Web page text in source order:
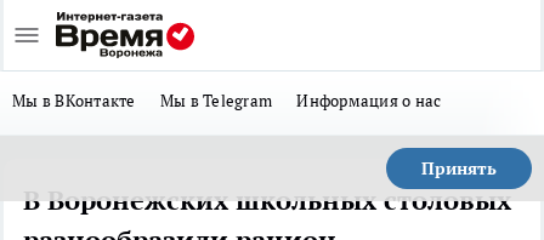
Мы в ВКонтакте Мы в Telegram Информация о нас
Принять
В Воронежских школьных столовых